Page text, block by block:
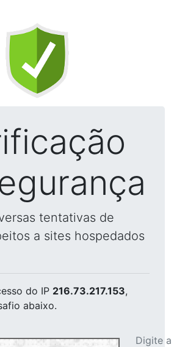
tentativas de
a sites hospedados
do IP 216.73.217.153,
abaixo.
Digite